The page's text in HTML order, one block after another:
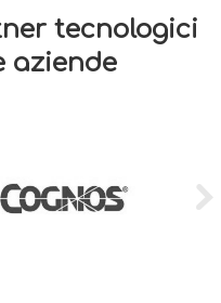
tecnologici
aziende